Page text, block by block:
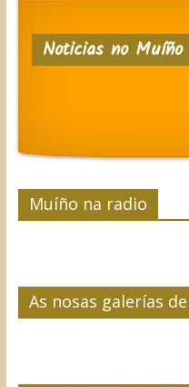
Noticias no Muíño
Muíño na radio
As nosas galerías